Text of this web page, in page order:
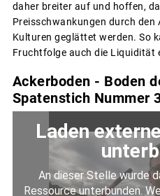
daher breiter auf und hoffen,
Preisschwankungen durch
Kulturen geglättet werden. So
Fruchtfolge auch die Liquidität
Ackerboden - Boden
Spatenstich Nummer